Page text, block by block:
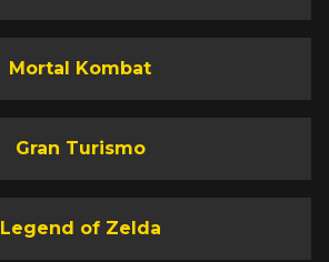
Mortal Kombat
Gran Turismo
Legend of Zelda